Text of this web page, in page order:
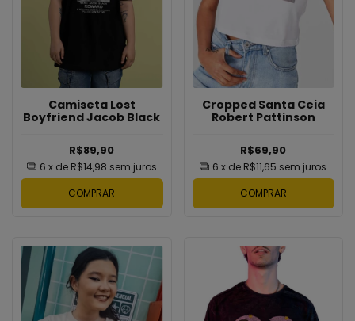
Camiseta Lost
Boyfriend Jacob Black
R$89,90
6 x de R$14,98 sem juros
COMPRAR
Cropped Santa Ceia
Robert Pattinson
R$69,90
6 x de R$11,65 sem juros
COMPRAR